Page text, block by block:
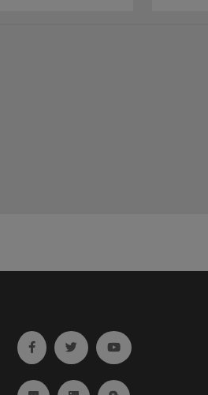
Ir a facebook (abre en ventana
Ir a twitter (abre en
Ir a YouTube